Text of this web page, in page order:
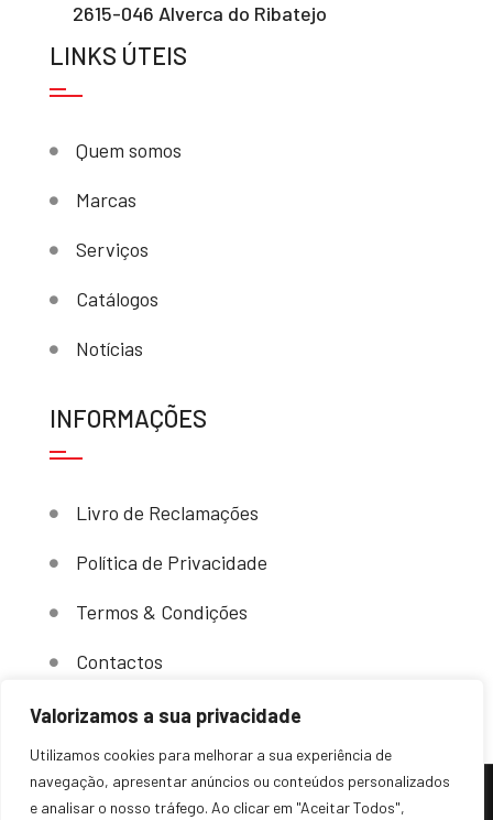
Valorizamos a sua privacidade
Utilizamos cookies para melhorar a sua experiência de
navegação, apresentar anúncios ou conteúdos personalizados
e analisar o nosso tráfego. Ao clicar em "Aceitar Todos",
2615-046 Alverca do Ribatejo
LINKS ÚTEIS
Quem somos
Marcas
Serviços
Catálogos
Notícias
INFORMAÇÕES
Livro de Reclamações
Política de Privacidade
Termos & Condições
Contactos
(c) 2024 – Sovende. Todos os direitos reservados.